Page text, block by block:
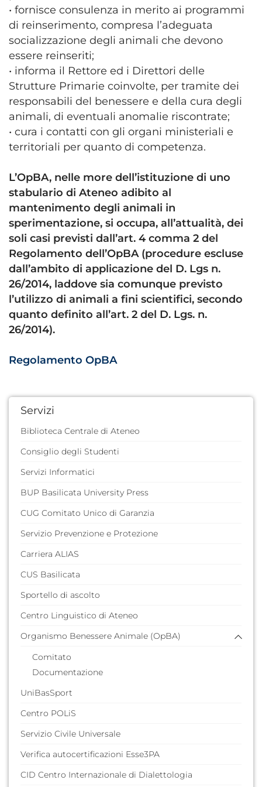
• fornisce consulenza in merito ai programmi
di reinserimento, compresa l’adeguata
socializzazione degli animali che devono
essere reinseriti;
• informa il Rettore ed i Direttori delle
Strutture Primarie coinvolte, per tramite dei
responsabili del benessere e della cura degli
animali, di eventuali anomalie riscontrate;
• cura i contatti con gli organi ministeriali e
territoriali per quanto di competenza.
L’OpBA, nelle more dell’istituzione di uno
stabulario di Ateneo adibito al
mantenimento degli animali in
sperimentazione, si occupa, all’attualità, dei
soli casi previsti dall’art. 4 comma 2 del
Regolamento dell’OpBA (procedure escluse
dall’ambito di applicazione del D. Lgs n.
26/2014, laddove sia comunque previsto
l’utilizzo di animali a fini scientifici, secondo
quanto definito all’art. 2 del D. Lgs. n.
26/2014).
Regolamento OpBA
Servizi
Biblioteca Centrale di Ateneo
Consiglio degli Studenti
Servizi Informatici
BUP Basilicata University Press
CUG Comitato Unico di Garanzia
Servizio Prevenzione e Protezione
Carriera ALIAS
CUS Basilicata
Sportello di ascolto
Centro Linguistico di Ateneo
Organismo Benessere Animale (OpBA)
Comitato
Documentazione
UniBasSport
Centro POLiS
Servizio Civile Universale
Verifica autocertificazioni Esse3PA
CID Centro Internazionale di Dialettologia